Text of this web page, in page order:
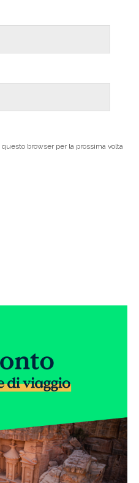
browser per la prossima volta